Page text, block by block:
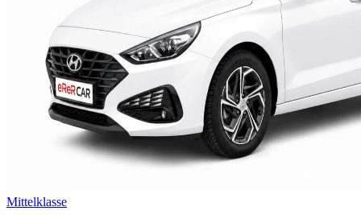
Mittelklasse